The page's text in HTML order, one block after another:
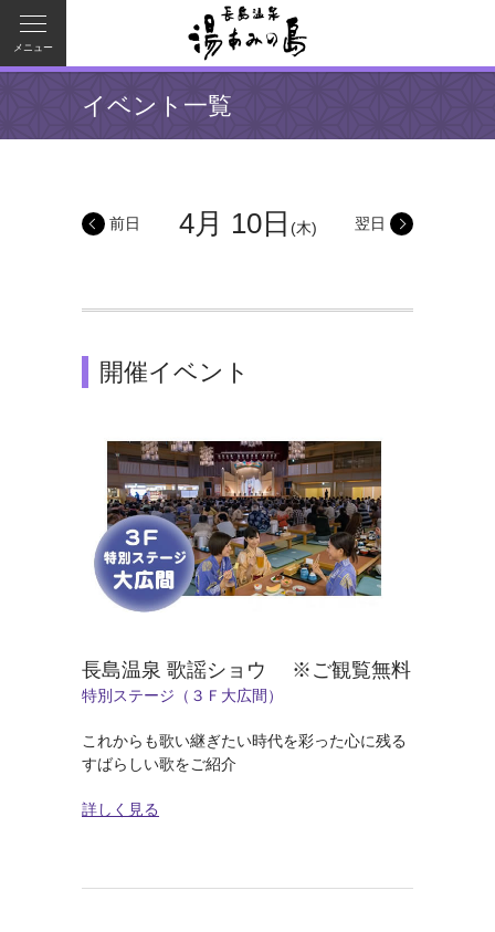
メニュー
イベント一覧
4月 10日 (木)
前日 翌日
開催イベント
長島温泉 歌謡ショウ ※ご観覧無料
特別ステージ（３Ｆ大広間）
これからも歌い継ぎたい時代を彩った心に残る
すばらしい歌をご紹介
詳しく見る